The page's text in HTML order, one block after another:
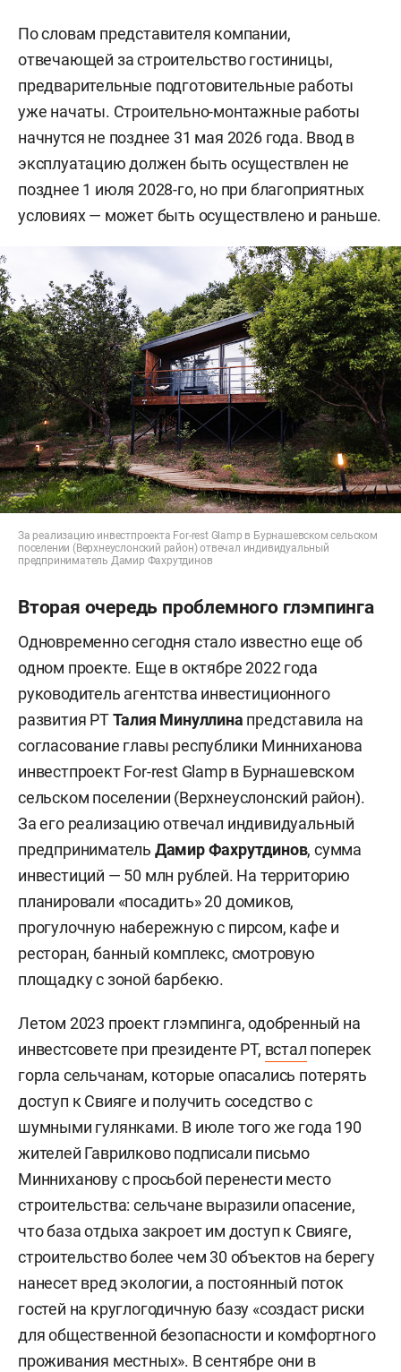
По словам представителя компании,
отвечающей за строительство гостиницы,
предварительные подготовительные работы
уже начаты. Строительно-монтажные работы
начнутся не позднее 31 мая 2026 года. Ввод в
эксплуатацию должен быть осуществлен не
позднее 1 июля 2028-го, но при благоприятных
условиях — может быть осуществлено и раньше.
За реализацию инвестпроекта For-rest Glamp в Бурнашевском сельском
поселении (Верхнеуслонский район) отвечал индивидуальный
предприниматель Дамир Фахрутдинов
Вторая очередь проблемного глэмпинга
Одновременно сегодня стало известно еще об
одном проекте. Еще в октябре 2022 года
руководитель агентства инвестиционного
развития РТТалия Минуллина представила на
согласование главы республики Минниханова
инвестпроект For-rest Glamp в Бурнашевском
сельском поселении (Верхнеуслонский район).
За его реализацию отвечал индивидуальный
предприниматель Дамир Фахрутдинов, сумма
инвестиций — 50 млн рублей. На территорию
планировали «посадить» 20 домиков,
прогулочную набережную с пирсом, кафе и
ресторан, банный комплекс, смотровую
площадку с зоной барбекю.
Летом 2023 проект глэмпинга, одобренный на
инвестсовете при президенте РТ, встал поперек
горла сельчанам, которые опасались потерять
доступ к Свияге и получить соседство с
шумными гулянками. В июле того же года 190
жителей Гаврилково подписали письмо
Минниханову с просьбой перенести место
строительства: сельчане выразили опасение,
что база отдыха закроет им доступ к Свияге,
строительство более чем 30 объектов на берегу
нанесет вред экологии, а постоянный поток
гостей на круглогодичную базу «создаст риски
для общественной безопасности и комфортного
проживания местных». В сентябре они в